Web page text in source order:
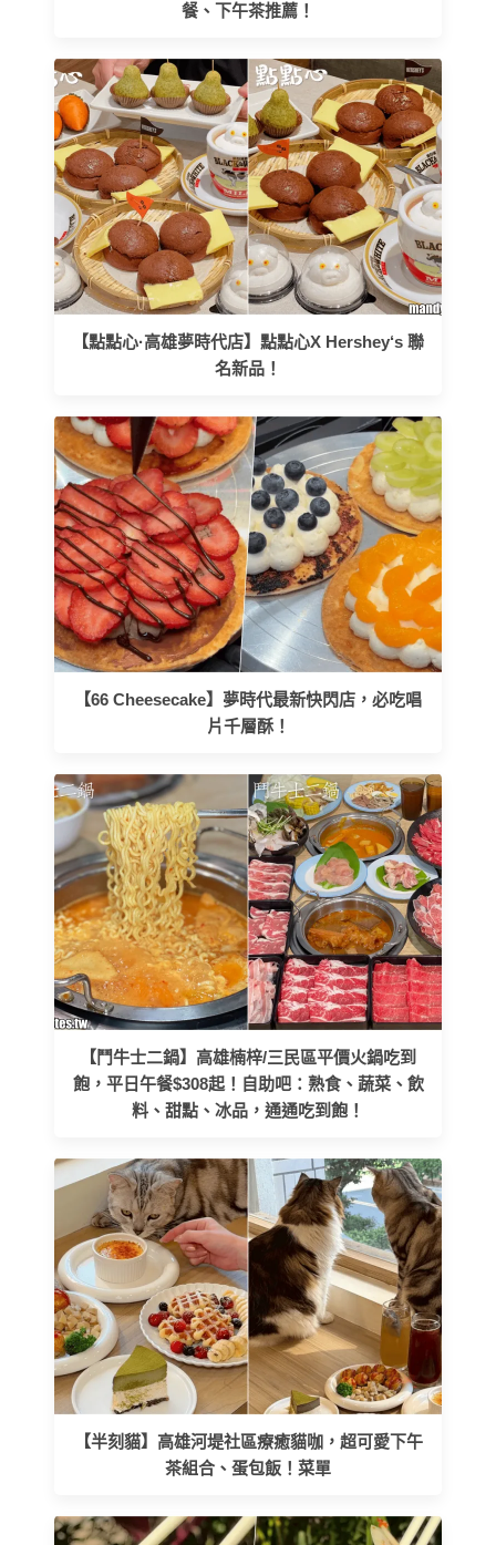
餐、下午茶推薦！
【點點心·高雄夢時代店】點點心X Hershey‘s 聯
名新品！
【66 Cheesecake】夢時代最新快閃店，必吃唱
片千層酥！
【鬥牛士二鍋】高雄楠梓/三民區平價火鍋吃到
飽，平日午餐$308起！自助吧：熟食、蔬菜、飲
料、甜點、冰品，通通吃到飽！
【半刻貓】高雄河堤社區療癒貓咖，超可愛下午
茶組合、蛋包飯！菜單